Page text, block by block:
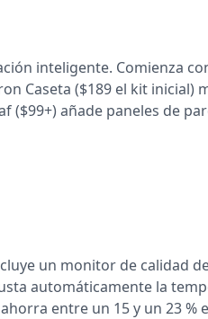
inteligente. Comienza
Caseta ($189 el kit inicial)
($99+) añade paneles de
un monitor de calidad
automáticamente la
entre un 15 y un 23 %